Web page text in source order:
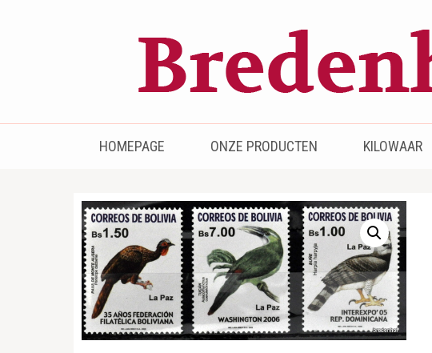
Bredenhof
Postzegels en munten
HOMEPAGE ONZE PRODUCTEN KILOWAAR